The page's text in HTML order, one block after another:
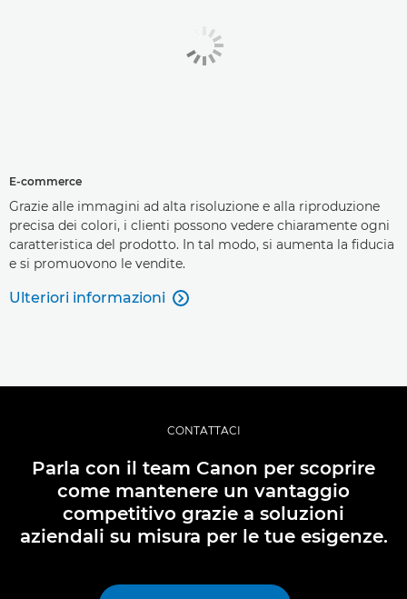
E-commerce
Grazie alle immagini ad alta risoluzione e alla riproduzione
precisa dei colori, i clienti possono vedere chiaramente ogni
caratteristica del prodotto. In tal modo, si aumenta la fiducia
e si promuovono le vendite.
Ulteriori informazioni 
CONTATTACI
Parla con il team Canon per scoprire
come mantenere un vantaggio
competitivo grazie a soluzioni
aziendali su misura per le tue esigenze.